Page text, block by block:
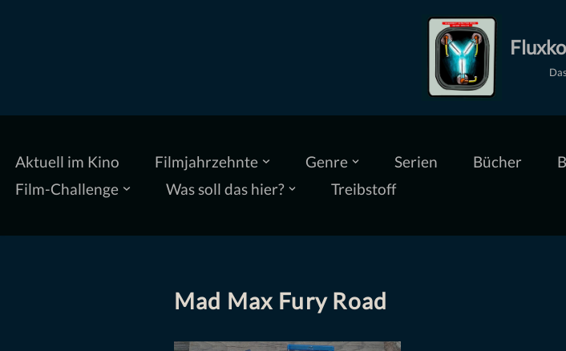
Aktuell im Kino Filmjahrzehnte Genre Serien Bücher
Film-Challenge
Was soll das hier? Treibstoff
Mad Max Fury Road